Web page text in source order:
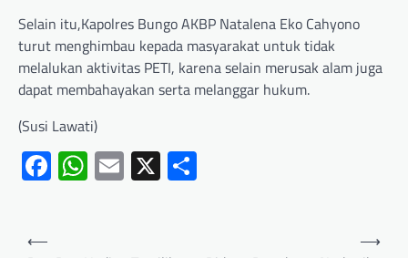
Selain itu,Kapolres Bungo AKBP Natalena Eko Cahyono
turut menghimbau kepada masyarakat untuk tidak
melalukan aktivitas PETI, karena selain merusak alam juga
dapat membahayakan serta melanggar hukum.
(Susi Lawati)
Facebook
WhatsApp
Email
X
⟵
⟶